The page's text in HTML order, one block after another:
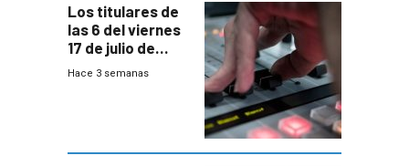
Los titulares de
las 6 del viernes
17 de julio de
2026
Hace 3 semanas